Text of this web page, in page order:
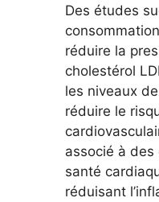
Des études
réduire la
cholestérol
les niveaux
réduire le
associé à
santé
réduisant